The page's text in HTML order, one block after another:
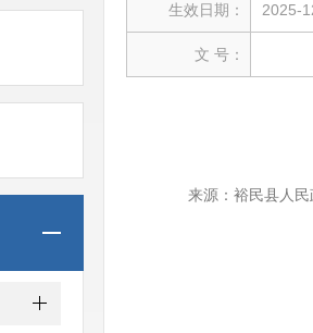
生效日期： 2025-
文 号：
来源：裕民县人